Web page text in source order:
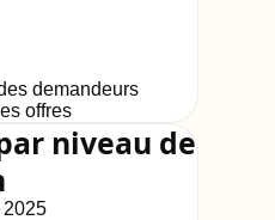
demandeurs
offres
niveau de
2025